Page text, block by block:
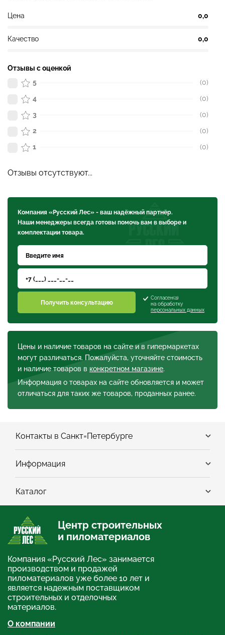
Цена 0,0
Качество 0,0
Отзывы с оценкой
5
(0)
4
(0)
3
(0)
2
(0)
1
(0)
Отзывы отсутствуют...
Цены и наличие товаров на сайте и в гипермаркетах
могут различаться. Пожалуйста, уточняйте стоимость
и наличие товаров в конкретном магазине.
Информация о товарах на сайте обновляется и может
отличаться для таких же товаров, проданных ранее.
Компания «Русский Лес» - ваш надёжный партнёр.
Наши менеджеры всегда готовы помочь вам в выборе и
комплектации товара.
Получить консультацию
Согласен(а)
на обработку
персональных данных
Контакты в Санкт=Петербурге
Информация
Каталог
Центр строительных
и пиломатериалов
Компания «Русский Лес» занимается
производством и продажей
пиломатериалов уже более 10 лет и
является надежным поставщиком
строительных и отделочных
материалов.
О компании